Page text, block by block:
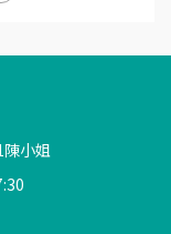
小姐